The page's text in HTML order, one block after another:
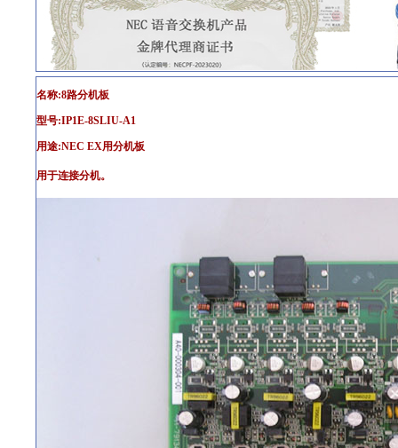
名称:8路分机板
型号:IP1E-8SLIU-A1
用途:NEC EX用分机板
用于连接分机。